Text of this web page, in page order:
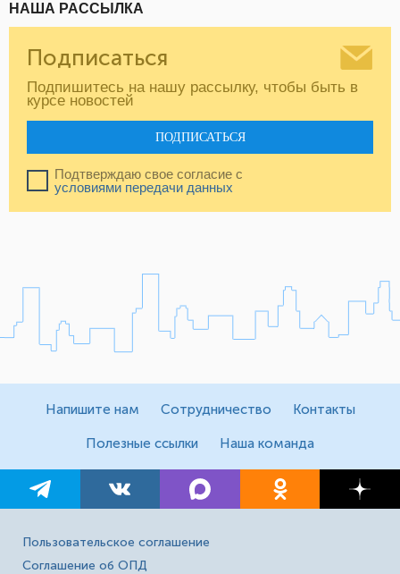
НАША РАССЫЛКА
Подписаться
Подпишитесь на нашу рассылку, чтобы быть в
курсе новостей
ПОДПИСАТЬСЯ
Подтверждаю свое согласие с
условиями передачи данных
Напишите нам Сотрудничество Контакты
Полезные ссылки Наша команда
Пользовательское соглашение
Соглашение об ОПД